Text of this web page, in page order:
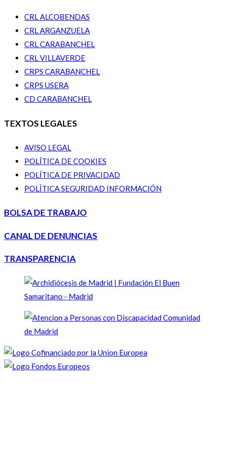
CRL ALCOBENDAS
CRL ARGANZUELA
CRL CARABANCHEL
CRL VILLAVERDE
CRPS CARABANCHEL
CRPS USERA
CD CARABANCHEL
TEXTOS LEGALES
AVISO LEGAL
POLÍTICA DE COOKIES
POLÍTICA DE PRIVACIDAD
POLÍTICA SEGURIDAD INFORMACIÓN
BOLSA DE TRABAJO
CANAL DE DENUNCIAS
TRANSPARENCIA